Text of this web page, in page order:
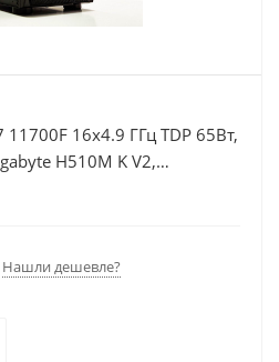
16x4.9 ГГц TDP 65Вт,
H510M K V2,
12Гб, Память DDR4 32Gb,
Нашли дешевле?